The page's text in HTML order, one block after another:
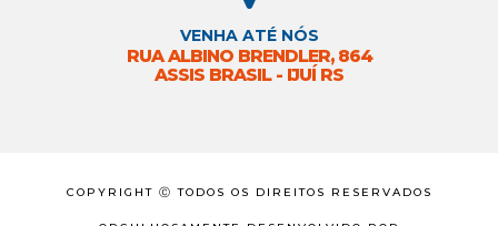
VENHA ATÉ NÓS
RUA ALBINO BRENDLER, 864
ASSIS BRASIL - IJUÍ RS
COPYRIGHT Ⓒ TODOS OS DIREITOS RESERVADOS